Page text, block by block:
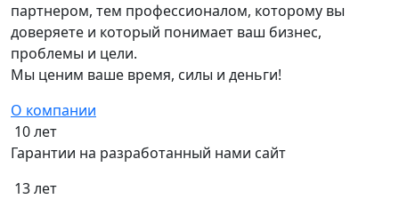
партнером, тем профессионалом, которому вы
доверяете и который понимает ваш бизнес,
проблемы и цели.
Мы ценим ваше время, силы и деньги!
О компании
10 лет
Гарантии на разработанный нами сайт
13 лет